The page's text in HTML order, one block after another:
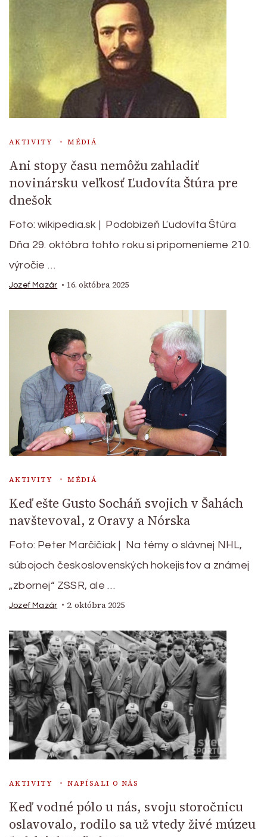
AKTIVITY MÉDIÁ
Ani stopy času nemôžu zahladiť
novinársku veľkosť Ľudovíta Štúra pre
dnešok
Foto: wikipedia.sk | Podobizeň Ľudovíta Štúra
Dňa 29. októbra tohto roku si pripomenieme 210.
výročie …
Jozef Mazár 16. októbra 2025
AKTIVITY MÉDIÁ
Keď ešte Gusto Socháň svojich v Šahách
navštevoval, z Oravy a Nórska
Foto: Peter Marčičiak | Na témy o slávnej NHL,
súbojoch československých hokejistov a známej
„zbornej“ ZSSR, ale …
Jozef Mazár 2. októbra 2025
AKTIVITY NAPÍSALI O NÁS
Keď vodné pólo u nás, svoju storočnicu
oslavovalo, rodilo sa už vtedy živé múzeu